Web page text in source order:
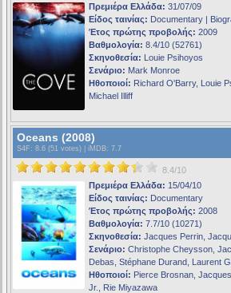
Πρεμιέρα Ελλάδα: 31/07/09
Είδος ταινίας: Documentary |
Έτος πρώτης προβολής: 2009
Βαθμολογία: 8.4/10 (52761)
Σκηνοθεσία: Louie Psihoyos
Σενάριο: Mark Monroe
Ηθοποιοί: Richard O'Barry, Louie
Michael Illiff
Oceans (2008)
S4F : 8.6 (51 votes) | iMDB: 7.7
8.4/10
Πρεμιέρα Ελλάδα: 15/04/10
Είδος ταινίας: Documentary
Έτος πρώτης προβολής: 2008
Βαθμολογία: 7.7/10 (10271)
Σκηνοθεσία: Jacques Perrin,
Σενάριο: Christophe Cheysson,
Debas, Stéphane Durand, Laurent
Ηθοποιοί: Pierce Brosnan,
Jr., Rie Miyazawa